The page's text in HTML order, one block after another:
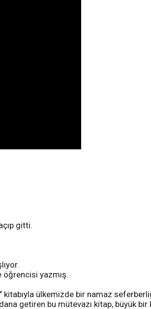
gitti.
öğrencisi yazmış.
kitabıyla ülkemizde bir namaz
getiren bu mütevazı kitap, büyük